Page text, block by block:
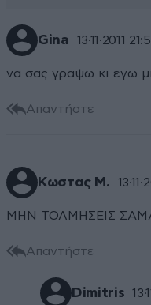
Gina 13·11·2011
να σας γραψω κι εγω
Απαντήστε
Κωστας Μ.
ΜΗΝ ΤΟΛΜΗΣΕΙΣ
Απαντήστε
Dimitris